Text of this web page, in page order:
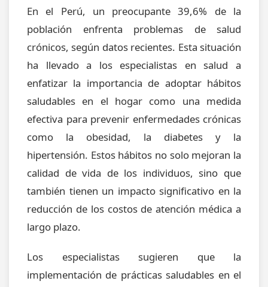
En el Perú, un preocupante 39,6% de la
población enfrenta problemas de salud
crónicos, según datos recientes. Esta situación
ha llevado a los especialistas en salud a
enfatizar la importancia de adoptar hábitos
saludables en el hogar como una medida
efectiva para prevenir enfermedades crónicas
como la obesidad, la diabetes y la
hipertensión. Estos hábitos no solo mejoran la
calidad de vida de los individuos, sino que
también tienen un impacto significativo en la
reducción de los costos de atención médica a
largo plazo.
Los especialistas sugieren que la
implementación de prácticas saludables en el